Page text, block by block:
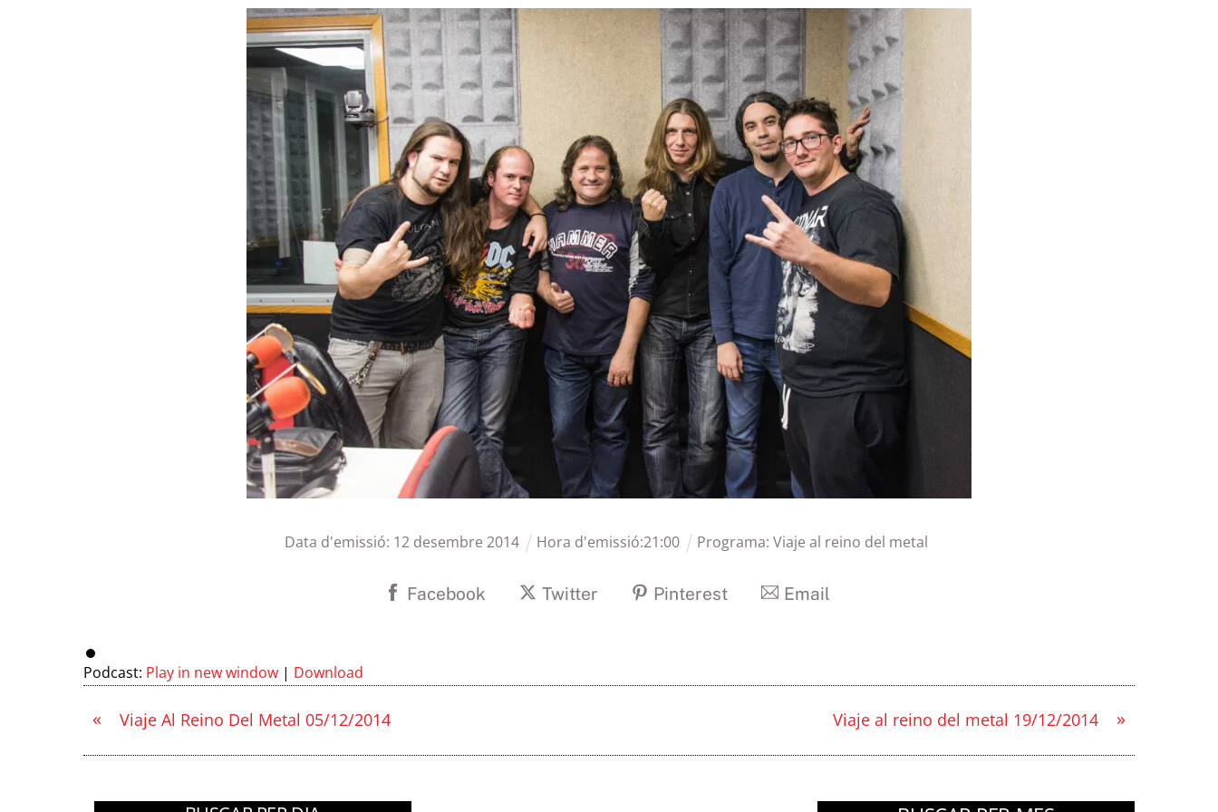
Data d'emissió: 12 desembre 2014 Hora d'emissió:21:00 Programa: Viaje al reino del metal
Facebook Twitter Pinterest Email
Podcast: Play in new window | Download
« Viaje Al Reino Del Metal 05/12/2014 »
Viaje al reino del metal 19/12/2014